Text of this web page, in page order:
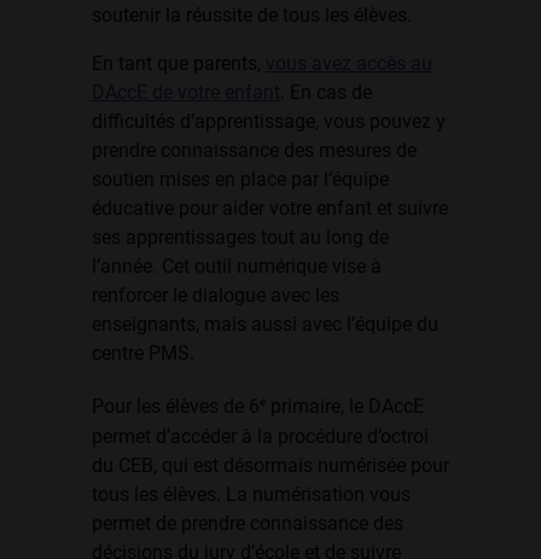
soutenir la réussite de tous les élèves.
En tant que parents,
. En cas de
difficultés d’apprentissage, vous pouvez y
prendre connaissance des mesures de
soutien mises en place par l’équipe
éducative pour aider votre enfant et suivre
ses apprentissages tout au long de
l’année. Cet outil numérique vise à
renforcer le dialogue avec les
enseignants, mais aussi avec l’équipe du
centre PMS.
Pour les élèves de 6e
primaire, le DAccE
permet d’accéder à la procédure d’octroi
du CEB, qui est désormais numérisée pour
tous les élèves. La numérisation vous
permet de prendre connaissance des
décisions du jury d’école et de suivre